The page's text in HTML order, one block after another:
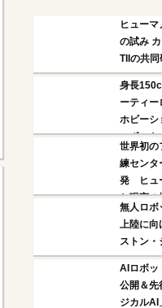
ヒュー
の試み
TIIの共同
身長
ーティー
ホビー
ロボット
世界初の
練センタ
発 ヒュ
と現実の
無人ロボ
上陸に
ストン・
AIロボッ
公開＆
ジカルAI